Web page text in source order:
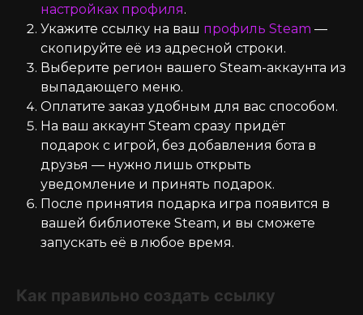
настройках профиля.
Укажите ссылку на ваш профиль Steam —
скопируйте её из адресной строки.
Выберите регион вашего Steam-аккаунта из
выпадающего меню.
Оплатите заказ удобным для вас способом.
На ваш аккаунт Steam сразу придёт
подарок с игрой, без добавления бота в
друзья — нужно лишь открыть
уведомление и принять подарок.
После принятия подарка игра появится в
вашей библиотеке Steam, и вы сможете
запускать её в любое время.
Как правильно создать ссылку